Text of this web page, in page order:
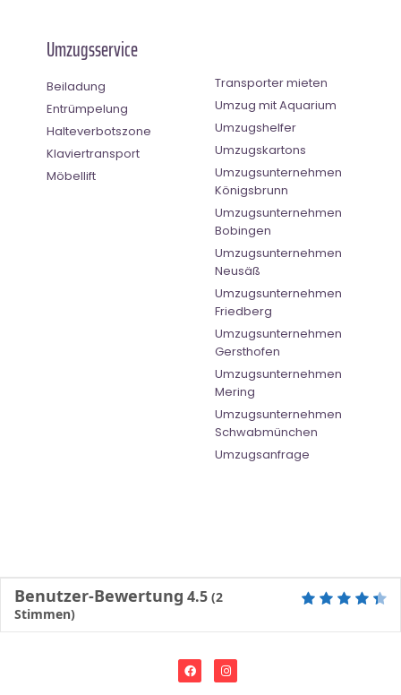
Umzugsservice
Beiladung
Entrümpelung
Halteverbotszone
Klaviertransport
Möbellift
Transporter mieten
Umzug mit Aquarium
Umzugshelfer
Umzugskartons
Umzugsunternehmen
Königsbrunn
Umzugsunternehmen
Bobingen
Umzugsunternehmen
Neusäß
Umzugsunternehmen
Friedberg
Umzugsunternehmen
Gersthofen
Umzugsunternehmen
Mering
Umzugsunternehmen
Schwabmünchen
Umzugsanfrage
Benutzer-Bewertung 4.5 (2
Stimmen)